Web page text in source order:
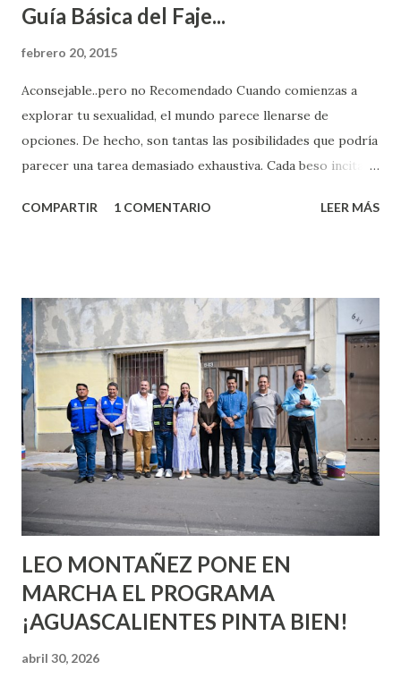
Guía Básica del Faje...
febrero 20, 2015
Aconsejable..pero no Recomendado Cuando comienzas a
explorar tu sexualidad, el mundo parece llenarse de
opciones. De hecho, son tantas las posibilidades que podría
parecer una tarea demasiado exhaustiva. Cada beso incita
partes de ti que jamás hubieras imaginado. El problema es
conoces ni la mitad de lo que deberías saber. Pero incluso
quienes ya han tenido relaciones sexuales no son expertos
o expertas en el tema. Siempre hay algo nuevo que
aprender y nuevas experiencias que conocer. Si eres una
chica y aún no has tenido relaciones sexuales, tal vez
pienses que el sexo será increíble y no puedas esperar para
experimentarlo, pero como cualquier persona con
experiencia te dirá, siempre es mejor cuando ambas partes
son suficientemen...
COMPARTIR 1 COMENTARIO LEER MÁS
LEO MONTAÑEZ PONE EN
MARCHA EL PROGRAMA
¡AGUASCALIENTES PINTA BIEN!
abril 30, 2026